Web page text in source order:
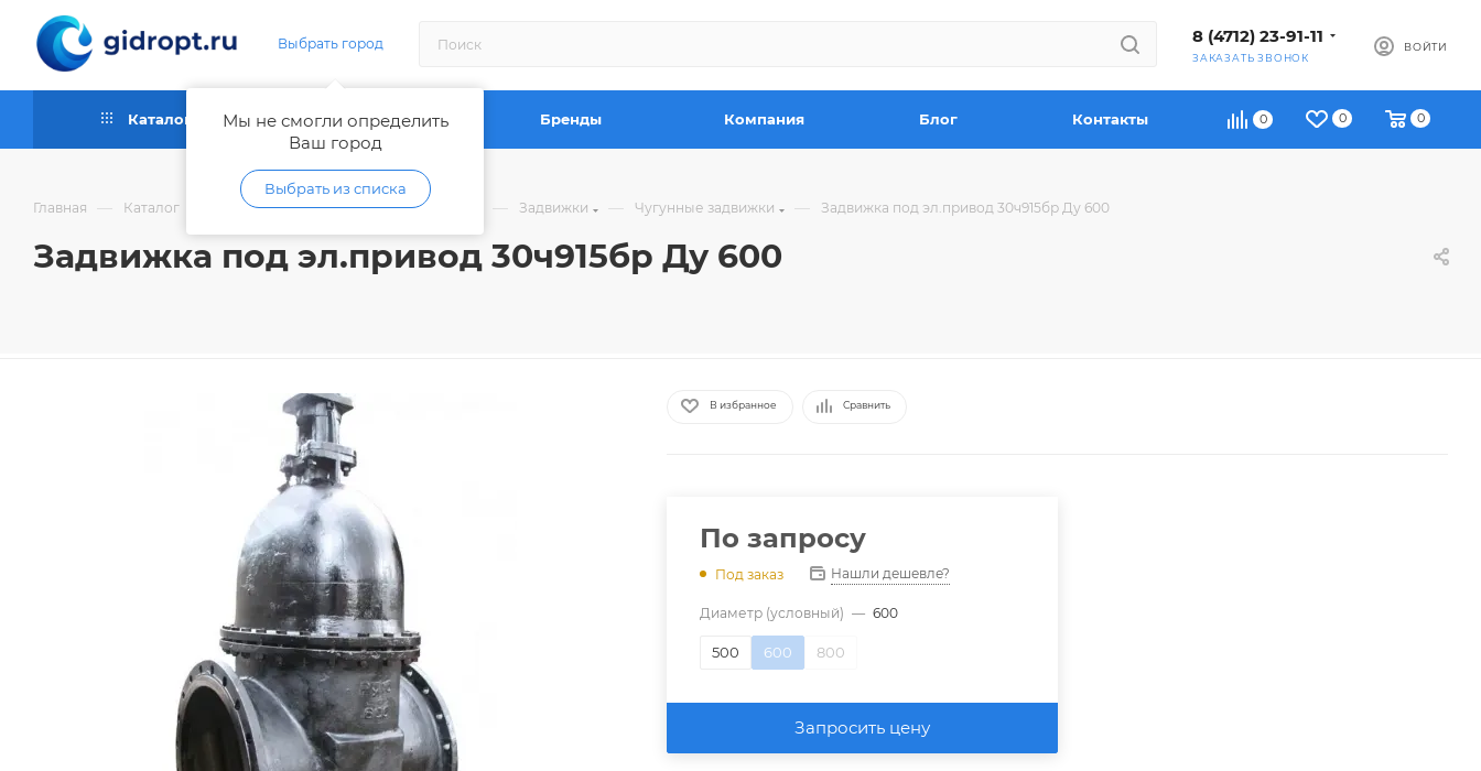
Выбрать город
Мы не смогли определить
Ваш город
Выбрать из списка
8 (4712) 23-91-11
ЗАКАЗАТЬ ЗВОНОК
ВОЙТИ
0 0 0
Каталог Как купить Бренды Компания Блог Контакты
Главная — Каталог Запорная и регулирующая арматура — Задвижки — Чугунные задвижки — Задвижка под эл.привод 30ч915бр Ду 600
Задвижка под эл.привод 30ч915бр Ду 600
В избранное Сравнить
По запросу
Под заказ Нашли дешевле?
Диаметр (условный) — 600
500 600 800
Запросить цену